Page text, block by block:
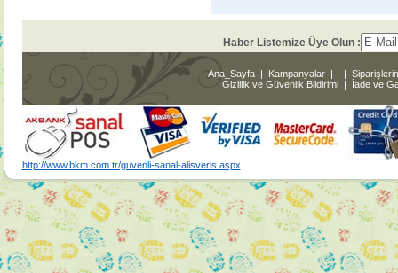
Haber Listemize Üye Olun :
Ana_Sayfa| Kampanyalar| |
Gizlilik ve Güvenlik Bildirimi | İade ve
http://www.bkm.com.tr/guvenli-sanal-alisveris.aspx